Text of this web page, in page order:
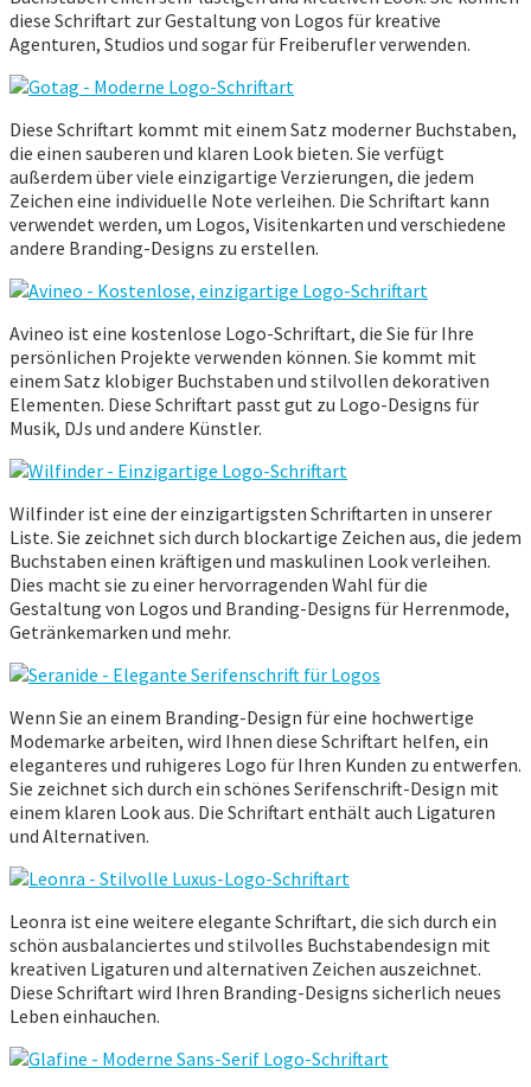
diese Schriftart zur Gestaltung von Logos für kreative
Agenturen, Studios und sogar für Freiberufler verwenden.
Diese Schriftart kommt mit einem Satz moderner Buchstaben,
die einen sauberen und klaren Look bieten. Sie verfügt
außerdem über viele einzigartige Verzierungen, die jedem
Zeichen eine individuelle Note verleihen. Die Schriftart kann
verwendet werden, um Logos, Visitenkarten und verschiedene
andere Branding-Designs zu erstellen.
Avineo ist eine kostenlose Logo-Schriftart, die Sie für Ihre
persönlichen Projekte verwenden können. Sie kommt mit
einem Satz klobiger Buchstaben und stilvollen dekorativen
Elementen. Diese Schriftart passt gut zu Logo-Designs für
Musik, DJs und andere Künstler.
Wilfinder ist eine der einzigartigsten Schriftarten in unserer
Liste. Sie zeichnet sich durch blockartige Zeichen aus, die jedem
Buchstaben einen kräftigen und maskulinen Look verleihen.
Dies macht sie zu einer hervorragenden Wahl für die
Gestaltung von Logos und Branding-Designs für Herrenmode,
Getränkemarken und mehr.
Wenn Sie an einem Branding-Design für eine hochwertige
Modemarke arbeiten, wird Ihnen diese Schriftart helfen, ein
eleganteres und ruhigeres Logo für Ihren Kunden zu entwerfen.
Sie zeichnet sich durch ein schönes Serifenschrift-Design mit
einem klaren Look aus. Die Schriftart enthält auch Ligaturen
und Alternativen.
Leonra ist eine weitere elegante Schriftart, die sich durch ein
schön ausbalanciertes und stilvolles Buchstabendesign mit
kreativen Ligaturen und alternativen Zeichen auszeichnet.
Diese Schriftart wird Ihren Branding-Designs sicherlich neues
Leben einhauchen.